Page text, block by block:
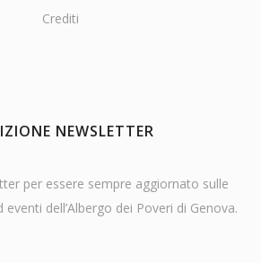
Crediti
NEWSLETTER
per essere sempre aggiornato sulle
dell’Albergo dei Poveri di Genova.